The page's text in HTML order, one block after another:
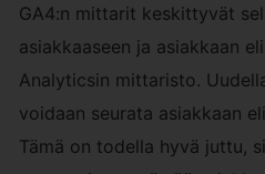
GA4:n mittarit keskittyvät
asiakkaaseen ja asiakkaan
Analyticsin mittaristo.
voidaan seurata asiakkaan
Tämä on todella hyvä juttu,